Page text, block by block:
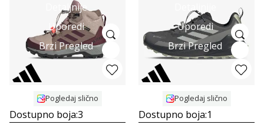
Detaljnije
Uporedi
Brzi Pregled
Pogledaj slično
Dostupno boja:3
Detaljnije
Uporedi
Brzi Pregled
Pogledaj slično
Dostupno boja:1